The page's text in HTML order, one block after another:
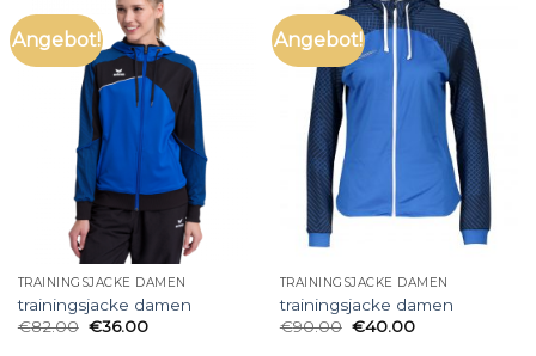
Angebot!
TRAININGSJACKE DAMEN
trainingsjacke damen
€82.00 €36.00
Angebot!
TRAININGSJACKE DAMEN
trainingsjacke damen
€90.00 €40.00